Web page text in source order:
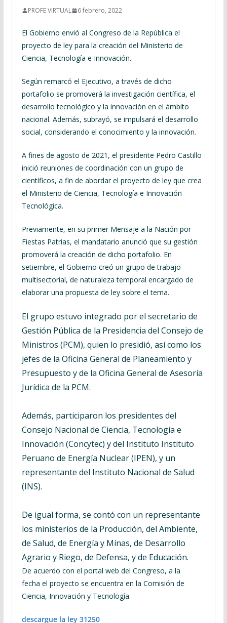
PROFE VIRTUAL 6 febrero, 2022
El Gobierno envió al Congreso de la República el
proyecto de ley para la creación del Ministerio de
Ciencia, Tecnología e Innovación.
Según remarcó el Ejecutivo, a través de dicho
portafolio se promoverá la investigación científica, el
desarrollo tecnológico y la innovación en el ámbito
nacional. Además, subrayó, se impulsará el desarrollo
social, considerando el conocimiento y la innovación.
A fines de agosto de 2021, el presidente Pedro Castillo
inició reuniones de coordinación con un grupo de
científicos, a fin de abordar el proyecto de ley que crea
el Ministerio de Ciencia, Tecnología e Innovación
Tecnológica.
Previamente, en su primer Mensaje a la Nación por
Fiestas Patrias, el mandatario anunció que su gestión
promoverá la creación de dicho portafolio. En
setiembre, el Gobierno creó un grupo de trabajo
multisectorial, de naturaleza temporal encargado de
elaborar una propuesta de ley sobre el tema.
El grupo estuvo integrado por el secretario de
Gestión Pública de la Presidencia del Consejo de
Ministros (PCM), quien lo presidió, así como los
jefes de la Oficina General de Planeamiento y
Presupuesto y de la Oficina General de Asesoría
Jurídica de la PCM.
Además, participaron los presidentes del
Consejo Nacional de Ciencia, Tecnología e
Innovación (Concytec) y del Instituto Instituto
Peruano de Energía Nuclear (IPEN), y un
representante del Instituto Nacional de Salud
(INS).
De igual forma, se contó con un representante
los ministerios de la Producción, del Ambiente,
de Salud, de Energía y Minas, de Desarrollo
Agrario y Riego, de Defensa, y de Educación.
De acuerdo con el portal web del Congreso, a la
fecha el proyecto se encuentra en la Comisión de
Ciencia, Innovación y Tecnología.
descargue la ley 31250